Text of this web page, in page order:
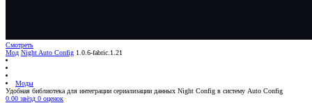
Смотреть
Мод Night Auto Config 1.0.6-fabric.1.21
Моды
Удобная библиотека для интеграции сериализации данных Night Config в систему Auto Config
0.00 звёзд 0 оценок